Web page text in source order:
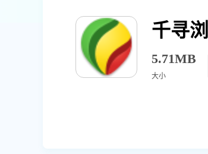
千寻
5.71MB
大小